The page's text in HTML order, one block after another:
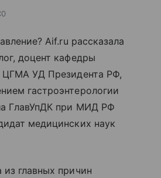
Aif.ru рассказала
доцент кафедры
ЦГМА УД Президента РФ,
гастроэнтерологии
ГлавУпДК при МИД РФ
медицинских наук
главных причин